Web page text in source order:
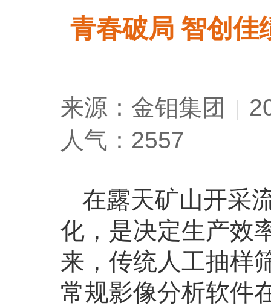
青春破局 智创佳
来源：金钼集团 |
人气：2557
在露天矿山开采
化，是决定生产效
来，传统人工抽样
常规影像分析软件